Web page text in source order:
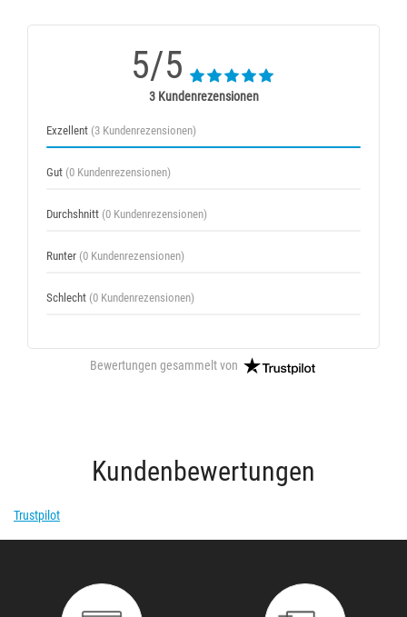
5/5
3 Kundenrezensionen
Exzellent (3 Kundenrezensionen)
Gut (0 Kundenrezensionen)
Durchshnitt (0 Kundenrezensionen)
Runter (0 Kundenrezensionen)
Schlecht (0 Kundenrezensionen)
Bewertungen gesammelt von
Kundenbewertungen
Trustpilot